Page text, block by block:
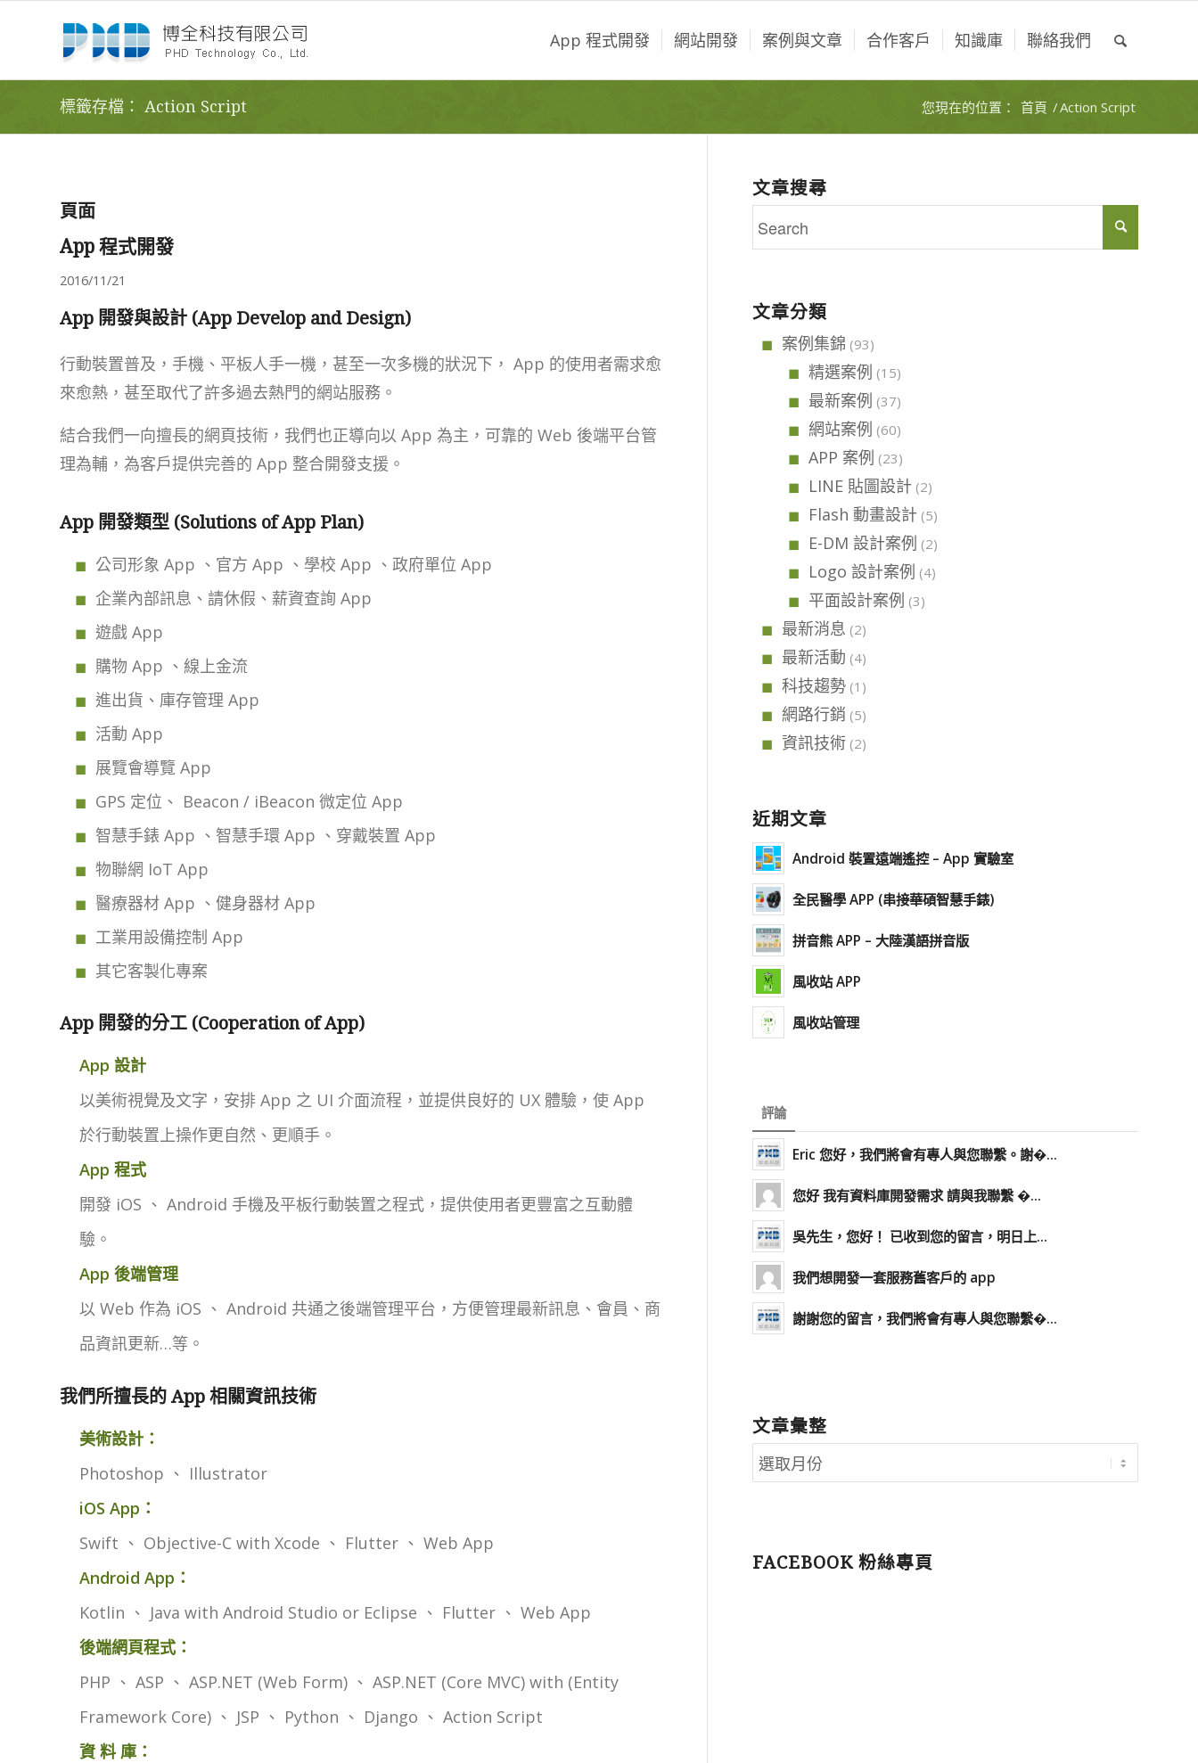
App 程式開發 網站開發 案例與文章 合作客戶 知識庫 聯絡我們
標籤存檔： Action Script 您現在的位置： 首頁 /Action Script
頁面
App 程式開發
2016/11/21
App 開發與設計 (App Develop and Design)
行動裝置普及，手機、平板人手一機，甚至一次多機的狀況下， App 的使用者需求愈
來愈熱，甚至取代了許多過去熱門的網站服務。
結合我們一向擅長的網頁技術，我們也正導向以 App 為主，可靠的 Web 後端平台管
理為輔，為客戶提供完善的 App 整合開發支援。
App 開發類型 (Solutions of App Plan)
公司形象 App 、官方 App 、學校 App 、政府單位 App
企業內部訊息、請休假、薪資查詢 App
遊戲 App
購物 App 、線上金流
進出貨、庫存管理 App
活動 App
展覽會導覽 App
GPS 定位、 Beacon / iBeacon 微定位 App
智慧手錶 App 、智慧手環 App 、穿戴裝置 App
物聯網 IoT App
醫療器材 App 、健身器材 App
工業用設備控制 App
其它客製化專案
App 開發的分工 (Cooperation of App)
App 設計
以美術視覺及文字，安排 App 之 UI 介面流程，並提供良好的 UX 體驗，使 App
於行動裝置上操作更自然、更順手。
App 程式
開發 iOS 、 Android 手機及平板行動裝置之程式，提供使用者更豐富之互動體
驗。
App 後端管理
以 Web 作為 iOS 、 Android 共通之後端管理平台，方便管理最新訊息、會員、商
品資訊更新…等。
我們所擅長的 App 相關資訊技術
美術設計：
Photoshop 、 Illustrator
iOS App：
Swift 、 Objective-C with Xcode 、 Flutter 、 Web App
Android App：
Kotlin 、 Java with Android Studio or Eclipse 、 Flutter 、 Web App
後端網頁程式：
PHP 、 ASP 、 ASP.NET (Web Form) 、 ASP.NET (Core MVC) with (Entity
Framework Core) 、 JSP 、 Python 、 Django 、 Action Script
資 料 庫：
文章搜尋
文章分類
案例集錦 (93)
精選案例 (15)
最新案例 (37)
網站案例 (60)
APP 案例 (23)
LINE 貼圖設計 (2)
Flash 動畫設計 (5)
E-DM 設計案例 (2)
Logo 設計案例 (4)
平面設計案例 (3)
最新消息 (2)
最新活動 (4)
科技趨勢 (1)
網路行銷 (5)
資訊技術 (2)
近期文章
Android 裝置遠端遙控 – App 實驗室
全民醫學 APP (串接華碩智慧手錶)
拼音熊 APP – 大陸漢語拼音版
風收站 APP
風收站管理
評論
Eric 您好，我們將會有專人與您聯繫。謝�...
您好 我有資料庫開發需求 請與我聯繫 �...
吳先生，您好！ 已收到您的留言，明日上...
我們想開發一套服務舊客戶的 app
謝謝您的留言，我們將會有專人與您聯繫�...
文章彙整
FACEBOOK 粉絲專頁